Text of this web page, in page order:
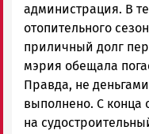
администрация. В
отопительного
приличный долг
мэрия обещала
Правда, не
выполнено. С конца
на